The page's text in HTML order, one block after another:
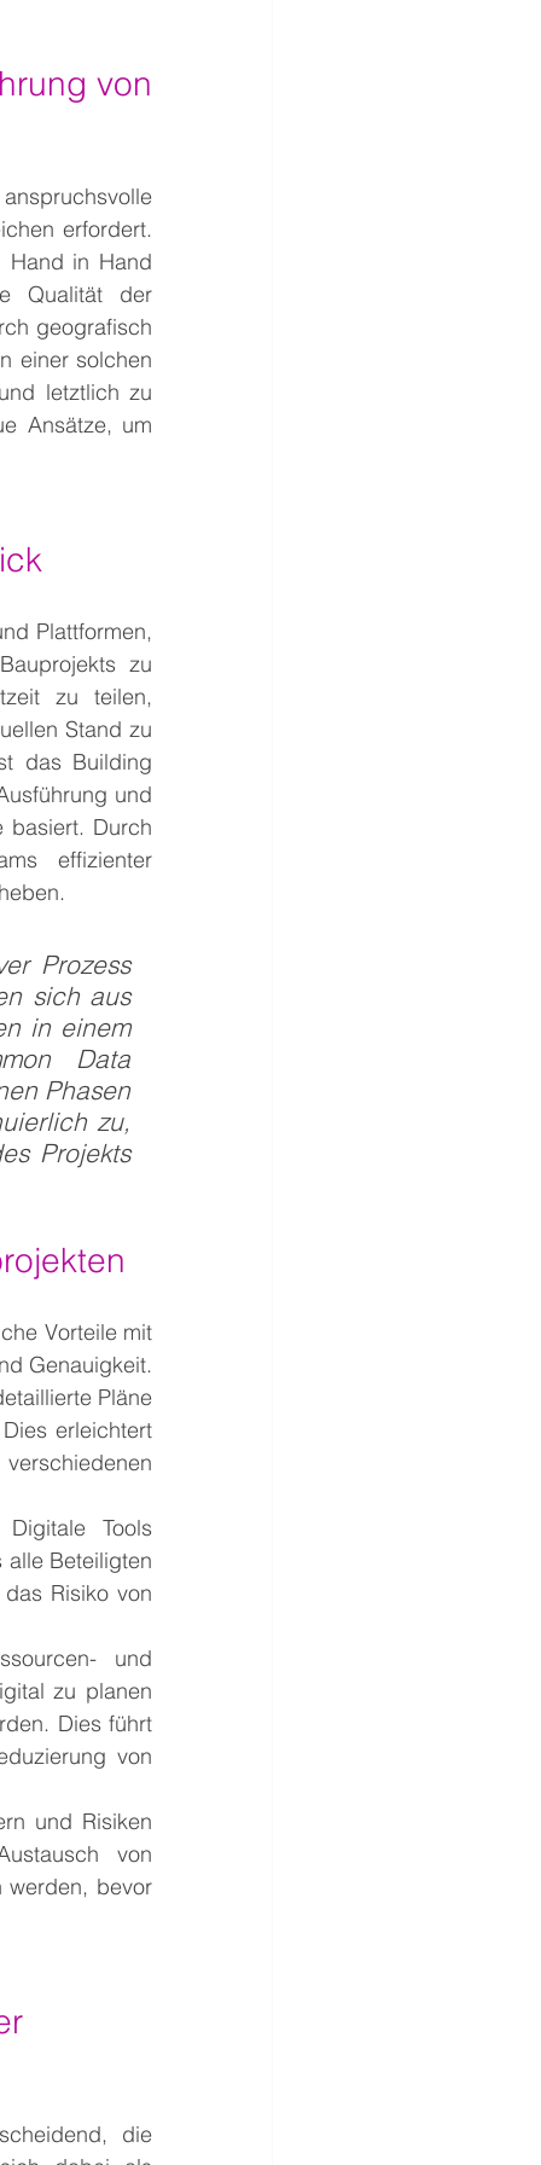
von
erfordert.
Hand in Hand
Qualität der
geografisch
einer solchen
letztlich zu
Ansätze, um
Plattformen,
zu
zu teilen,
Stand zu
das Building
und
basiert. Durch
effizienter
Prozess
sich aus
in einem
Data
Phasen
zu,
Projekts
Vorteile mit
Genauigkeit.
Pläne
erleichtert
Tools
alle Beteiligten
Risiko von
und
zu planen
Dies führt
von
und Risiken
von
werden, bevor
die